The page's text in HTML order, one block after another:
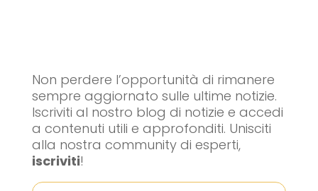
Non perdere l’opportunità di rimanere
sempre aggiornato sulle ultime notizie.
Iscriviti al nostro blog di notizie e accedi
a contenuti utili e approfonditi. Unisciti
alla nostra community di esperti,
iscriviti!